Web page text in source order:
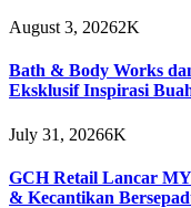
August 3, 20262K
Bath & Body Works
Eksklusif Inspirasi
July 31, 20266K
GCH Retail Lancar
& Kecantikan